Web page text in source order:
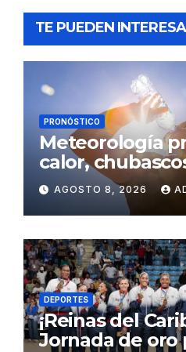
TE PUEDEN
PRONÓSTICO
Meteorología
calor,
concentración
Sahara para
AGOSTO 8, 2026
DEPORTES
¡Reinas del
Jornada de oro